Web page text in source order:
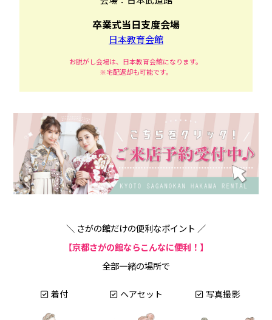
卒業式当日支度会場
日本教育会館
お脱がし会場は、日本教育会館になります。
※宅配返却も可能です。
＼ さがの館だけの便利なポイント ／
【京都さがの館ならこんなに便利！】
全部一緒の場所で
着付 ヘアセット 写真撮影